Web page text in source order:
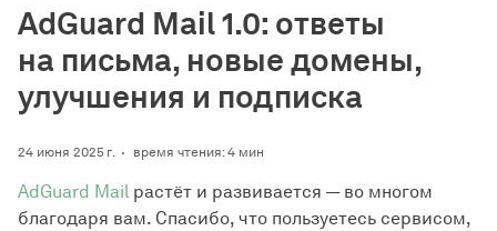
AdGuard Mail 1.0: ответы
на письма, новые домены,
улучшения и подписка
24 июня 2025 г. время чтения: 4 мин
AdGuard Mail растёт и развивается — во многом
благодаря вам. Спасибо, что пользуетесь сервисом,